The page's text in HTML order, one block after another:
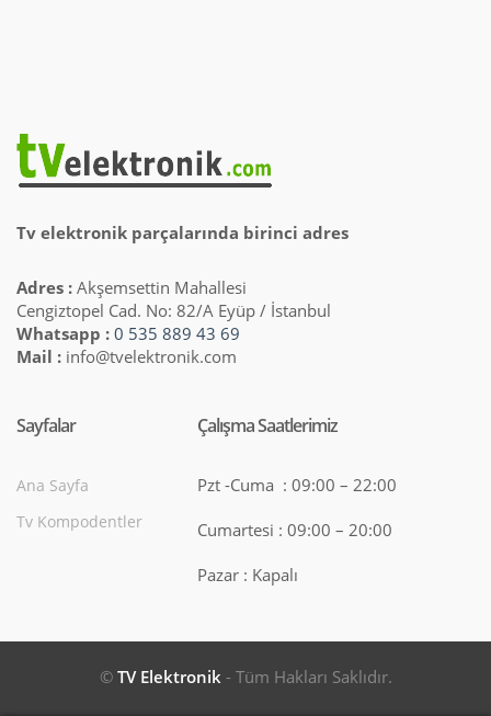
Tv elektronik parçalarında birinci adres
Adres : Akşemsettin Mahallesi
Cengiztopel Cad. No: 82/A Eyüp / İstanbul
Whatsapp : 0 535 889 43 69
Mail : info@tvelektronik.com
Sayfalar
Ana Sayfa
Tv Kompodentler
Çalışma Saatlerimiz
Pzt -Cuma : 09:00 – 22:00
Cumartesi : 09:00 – 20:00
Pazar : Kapalı
© TV Elektronik- Tüm Hakları Saklıdır.